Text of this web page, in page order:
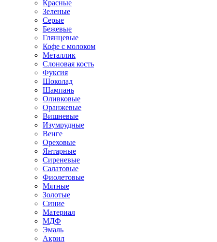
Красные
Зеленые
Серые
Бежевые
Глянцевые
Кофе с молоком
Металлик
Слоновая кость
Фуксия
Шоколад
Шампань
Оливковые
Оранжевые
Вишневые
Изумрудные
Венге
Ореховые
Янтарные
Сиреневые
Салатовые
Фиолетовые
Мятные
Золотые
Синие
Материал
МДФ
Эмаль
Акрил